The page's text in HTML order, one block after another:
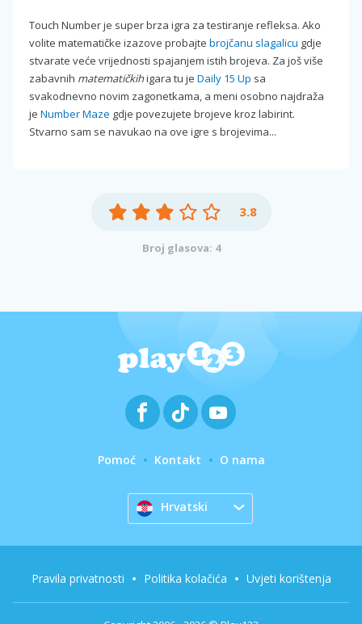
Touch Number je super brza igra za testiranje refleksa. Ako
volite matematičke izazove probajte brojčanu slagalicu gdje
stvarate veće vrijednosti spajanjem istih brojeva. Za još više
zabavnih matematičkihigara tu je Daily 15 Up sa
svakodnevno novim zagonetkama, a meni osobno najdraža
je Number Maze gdje povezujete brojeve kroz labirint.
Stvarno sam se navukao na ove igre s brojevima...
3.8
Broj glasova: 4
Pomoć Kontakt O nama
Hrvatski
Pravila privatnosti Politika kolačića Uvjeti korištenja